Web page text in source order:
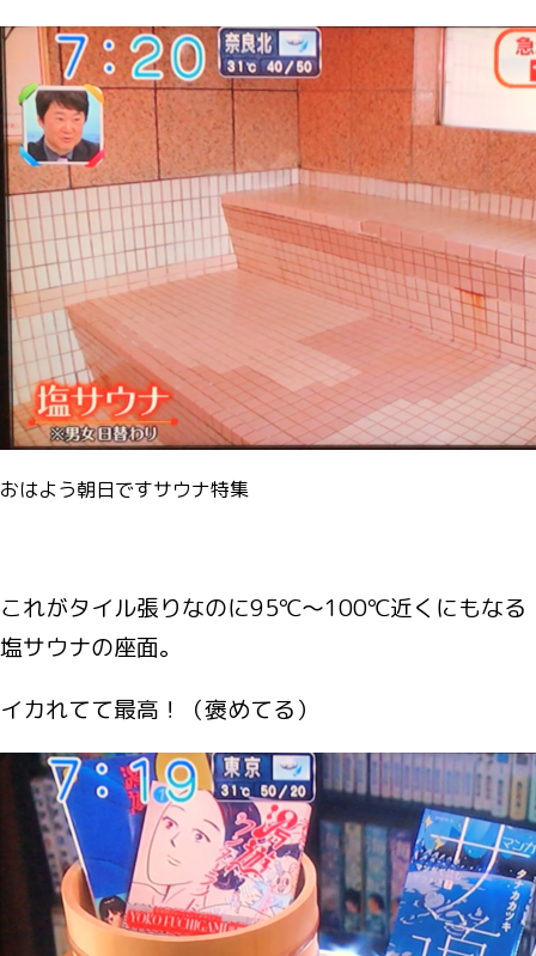
おはよう朝日ですサウナ特集
これがタイル張りなのに95℃～100℃近くにもなる
塩サウナの座面。
イカれてて最高！（褒めてる）